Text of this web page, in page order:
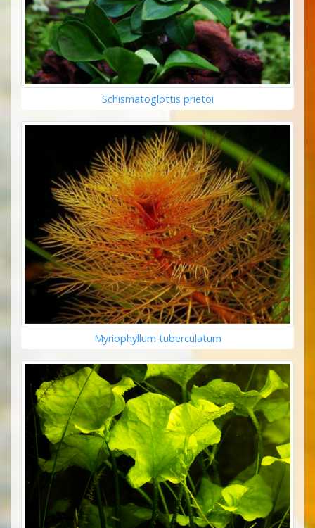
Schismatoglottis prietoi
Myriophyllum tuberculatum